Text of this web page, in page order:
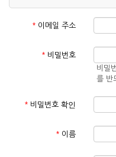
통하여 변경할 수 있습니
② 회원은 변경된 약관에
단하고 이용계약을 해지
것으로 간주됩니다.
제3조 (약관의 외 준칙)
관계법령의 규정에 따릅니
* 이메일 주소
* 비밀번호
비밀
를 반
* 비밀번호 확인
* 이름